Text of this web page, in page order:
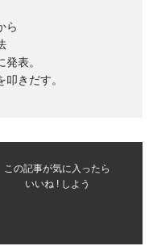
ら
表。
きだす。
この記事が気に入ったら
いいね ! しよう